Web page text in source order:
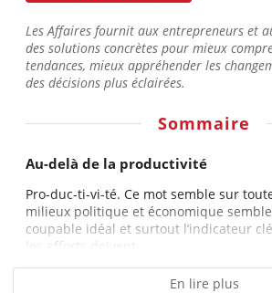
Les Affaires fournit aux entrepreneurs et
des solutions concrètes pour mieux
tendances, mieux appréhender les
des décisions plus éclairées.
Sommaire
Au-delà de la productivité
Pro-duc-ti-vi-té. Ce mot semble sur
milieux politique et économique
coupable idéal et surtout l’indicateur
les efforts doivent...
En lire plus